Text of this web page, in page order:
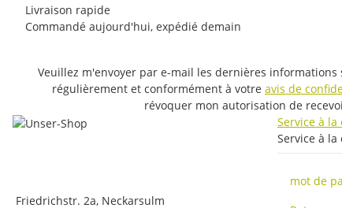
Livraison rapide
Commandé aujourd'hui, expédié demain
Veuillez m'envoyer par e-mail les dernières
régulièrement et conformément à votre avis de
révoquer mon autorisation de
Friedrichstr. 2a, Neckarsulm
Service à
Service à la
mot de